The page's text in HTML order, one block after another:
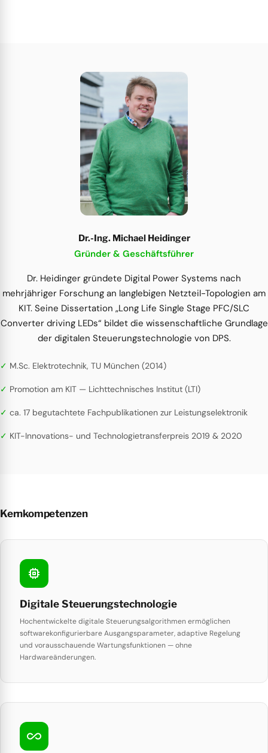
Dr.-Ing. Michael Heidinger
Gründer & Geschäftsführer
Dr. Heidinger gründete Digital Power Systems nach
mehrjähriger Forschung an langlebigen Netzteil-Topologien am
KIT. Seine Dissertation „Long Life Single Stage PFC/SLC
Converter driving LEDs“ bildet die wissenschaftliche Grundlage
der digitalen Steuerungstechnologie von DPS.
M.Sc. Elektrotechnik, TU München (2014)
Promotion am KIT — Lichttechnisches Institut (LTI)
ca. 17 begutachtete Fachpublikationen zur Leistungselektronik
KIT-Innovations- und Technologietransferpreis 2019 & 2020
Kernkompetenzen
memory
Digitale Steuerungstechnologie
Hochentwickelte digitale Steuerungsalgorithmen ermöglichen
softwarekonfigurierbare Ausgangsparameter, adaptive Regelung
und vorausschauende Wartungsfunktionen — ohne
Hardwareänderungen.
all_inclusive